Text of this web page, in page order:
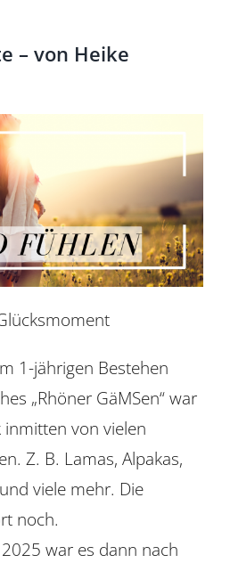
– von Heike
1-jährigen Bestehen
„Rhöner GäMSen“ war
inmitten von vielen
Z. B. Lamas, Alpakas,
viele mehr. Die
noch.
war es dann nach